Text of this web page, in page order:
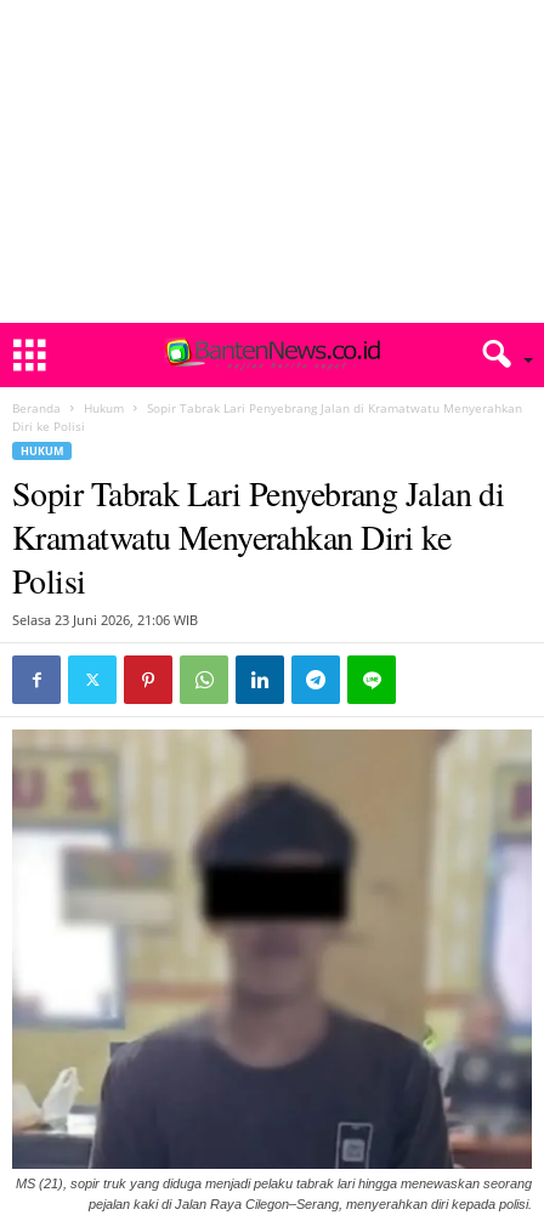
Beranda Hukum
Sopir Tabrak Lari Penyebrang Jalan di Kramatwatu Menyerahkan
Diri ke Polisi
HUKUM
Sopir Tabrak Lari Penyebrang Jalan di
Kramatwatu Menyerahkan Diri ke
Polisi
Selasa 23 Juni 2026, 21:06 WIB
MS (21), sopir truk yang diduga menjadi pelaku tabrak lari hingga menewaskan seorang
pejalan kaki di Jalan Raya Cilegon–Serang, menyerahkan diri kepada polisi.